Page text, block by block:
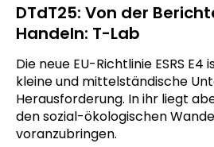
DTdT25: Von der
Handeln: T-Lab
Die neue EU-Richtlinie ESRS
kleine und mittelständische
Herausforderung. In ihr liegt
den sozial-ökologischen
voranzubringen.